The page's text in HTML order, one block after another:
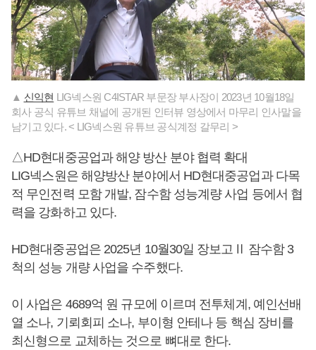
▲ 신익현 LIG넥스원 C4ISTAR 부문장 부사장이 2023년 10월18일
회사 공식 유튜브 채널에 공개된 인터뷰 영상에서 마무리 인사말을
남기고 있다. < LIG넥스원 유튜브 공식계정 갈무리 >
△HD현대중공업과 해양 방산 분야 협력 확대
LIG넥스원은 해양방산 분야에서 HD현대중공업과 다목
적 무인전력 모함 개발, 잠수함 성능계량 사업 등에서 협
력을 강화하고 있다.
HD현대중공업은 2025년 10월30일 장보고Ⅱ 잠수함 3
척의 성능 개량 사업을 수주했다.
이 사업은 4689억 원 규모에 이르며 전투체계, 예인선배
열 소나, 기뢰회피 소나, 부이형 안테나 등 핵심 장비를
최신형으로 교체하는 것으로 뼈대로 한다.